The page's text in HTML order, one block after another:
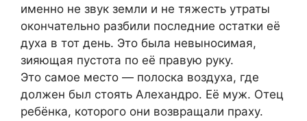
именно не звук земли и не тяжесть утраты
окончательно разбили последние остатки её
духа в тот день. Это была невыносимая,
зияющая пустота по её правую руку.
Это самое место — полоска воздуха, где
должен был стоять Алехандро. Её муж. Отец
ребёнка, которого они возвращали праху.